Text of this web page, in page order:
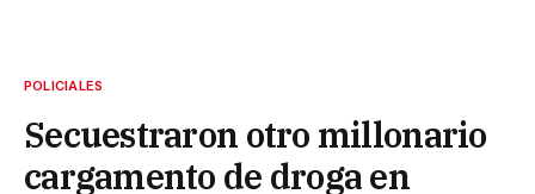
POLICIALES
Secuestraron otro millonario
cargamento de droga en